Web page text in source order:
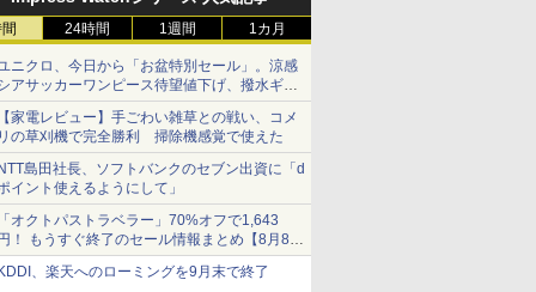
24時間 1週間 1カ月
ニクロ、今日から「お盆特別セール」。涼感
アサッカーワンピース待望値下げ、撥水ギア
ョーツは1990円に
家電レビュー】手ごわい雑草との戦い、コメ
の草刈機で完全勝利 掃除機感覚で使えた
島田社長、ソフトバンクのセブン出資に「d
イント使えるようにして」
オクトパストラベラー」70%オフで1,643
！ もうすぐ終了のセール情報まとめ【8月8日
新】
ンテンドーeショップでは「大神 絶景版」が
、楽天へのローミングを9月末で終了